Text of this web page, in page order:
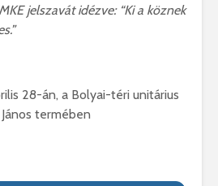
jelszavát idézve: “Ki a köznek
28-án, a Bolyai-téri unitárius
termében